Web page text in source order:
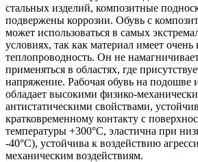
стальных изделий, композитные
подвержены коррозии. Обувь с
может использоваться в самых
условиях, так как материал имеет
теплопроводность. Он не
применяться в областях, где
напряжение. Рабочая обувь на подошве
обладает высокими физико-
антистатическими свойствами,
кратковременному контакту с
температуры +300°С, эластична при
-40°С), устойчива к воздействию
механическим воздействиям.